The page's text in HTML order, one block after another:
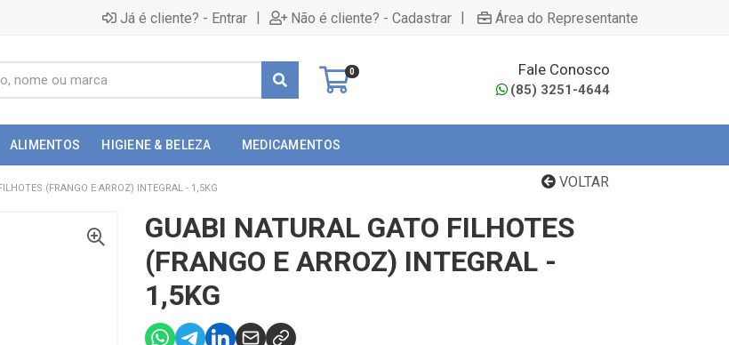
Já é cliente? - Entrar | Não é cliente? - Cadastrar | Área do Representante
0 Fale Conosco
(85) 3251-4644
ALIMENTOS HIGIENE & BELEZA MEDICAMENTOS
VOLTAR
(FRANGO E ARROZ) INTEGRAL - 1,5KG
GUABI NATURAL GATO FILHOTES
(FRANGO E ARROZ) INTEGRAL -
1,5KG